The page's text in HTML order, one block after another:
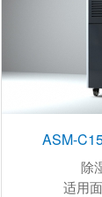
ASM-
除
适用